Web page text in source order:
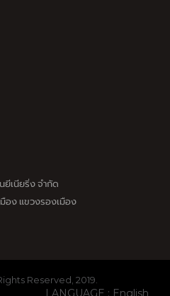
เนียริ่ง จำกัด
อง แขวงรองเมือง
Reserved, 2019.